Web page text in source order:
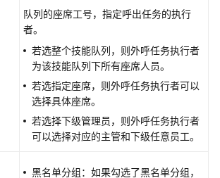
队列的座席工号，指定呼出任务的执行
者。
若选整个技能队列，则外呼任务执行者
为该技能队列下所有座席人员。
若选指定座席，则外呼任务执行者可以
选择具体座席。
若选择下级管理员，则外呼任务执行者
可以选择对应的主管和下级任意员工。
黑名单分组：如果勾选了黑名单分组，